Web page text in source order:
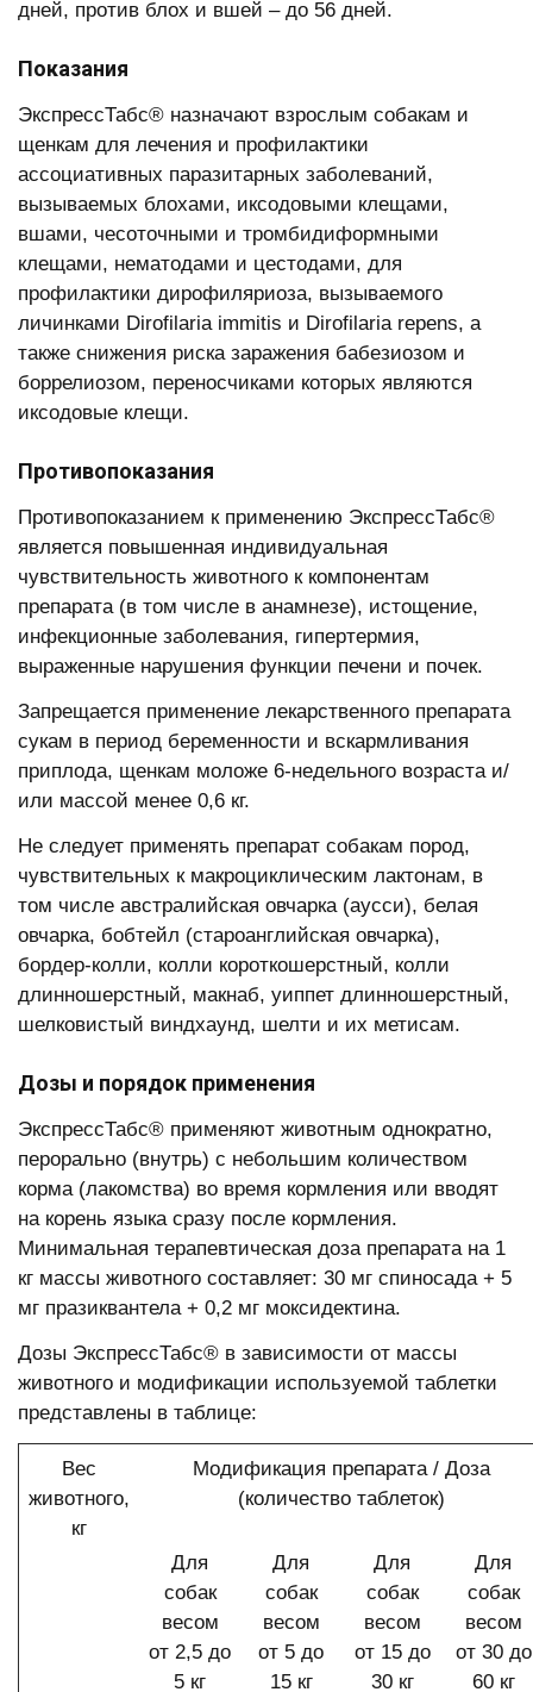
дней, против блох и вшей – до 56 дней.
Показания
ЭкспрессТабс® назначают взрослым собакам и
щенкам для лечения и профилактики
ассоциативных паразитарных заболеваний,
вызываемых блохами, иксодовыми клещами,
вшами, чесоточными и тромбидиформными
клещами, нематодами и цестодами, для
профилактики дирофиляриоза, вызываемого
личинками Dirofilaria immitis и Dirofilaria repens, а
также снижения риска заражения бабезиозом и
боррелиозом, переносчиками которых являются
иксодовые клещи.
Противопоказания
Противопоказанием к применению ЭкспрессТабс®
является повышенная индивидуальная
чувствительность животного к компонентам
препарата (в том числе в анамнезе), истощение,
инфекционные заболевания, гипертермия,
выраженные нарушения функции печени и почек.
Запрещается применение лекарственного препарата
сукам в период беременности и вскармливания
приплода, щенкам моложе 6-недельного возраста и/
или массой менее 0,6 кг.
Не следует применять препарат собакам пород,
чувствительных к макроциклическим лактонам, в
том числе австралийская овчарка (аусси), белая
овчарка, бобтейл (староанглийская овчарка),
бордер-колли, колли короткошерстный, колли
длинношерстный, макнаб, уиппет длинношерстный,
шелковистый виндхаунд, шелти и их метисам.
Дозы и порядок применения
ЭкспрессТабс® применяют животным однократно,
перорально (внутрь) с небольшим количеством
корма (лакомства) во время кормления или вводят
на корень языка сразу после кормления.
Минимальная терапевтическая доза препарата на 1
кг массы животного составляет: 30 мг спиносада + 5
мг празиквантела + 0,2 мг моксидектина.
Дозы ЭкспрессТабс® в зависимости от массы
животного и модификации используемой таблетки
представлены в таблице:
Вес
животного,
кг
Модификация препарата / Доза
(количество таблеток)
Для
собак
весом
от 2,5 до
5 кг
Для
собак
весом
от 5 до
15 кг
Для
собак
весом
от 15 до
30 кг
Для
собак
весом
от 30 до
60 кг